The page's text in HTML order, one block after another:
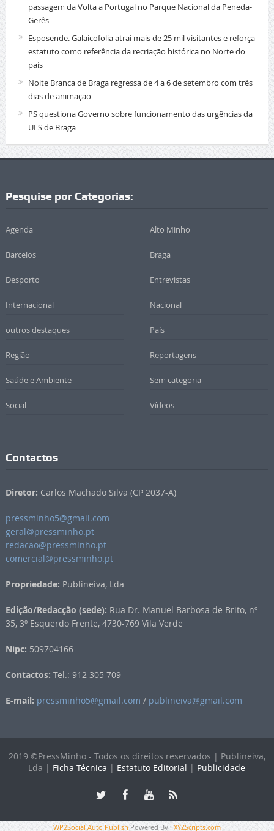
passagem da Volta a Portugal no Parque Nacional da Peneda-
Gerês
Esposende. Galaicofolia atrai mais de 25 mil visitantes e reforça
estatuto como referência da recriação histórica no Norte do
país
Noite Branca de Braga regressa de 4 a 6 de setembro com três
dias de animação
PS questiona Governo sobre funcionamento das urgências da
ULS de Braga
Pesquise por Categorias:
Agenda Alto Minho
Barcelos Braga
Desporto Entrevistas
Internacional Nacional
outros destaques País
Região Reportagens
Saúde e Ambiente Sem categoria
Social Vídeos
Contactos
Diretor: Carlos Machado Silva (CP 2037-A)
pressminho5@gmail.com
geral@pressminho.pt
redacao@pressminho.pt
comercial@pressminho.pt
Propriedade: Publineiva, Lda
Edição/Redacção (sede): Rua Dr. Manuel Barbosa de Brito, nº
35, 3º Esquerdo Frente, 4730-769 Vila Verde
Nipc: 509704166
Contactos: Tel.: 912 305 709
E-mail: pressminho5@gmail.com / publineiva@gmail.com
2019 ©PressMinho - Todos os direitos reservados | Publineiva,
Lda | Ficha Técnica | Estatuto Editorial | Publicidade
WP2Social Auto Publish Powered By : XYZScripts.com